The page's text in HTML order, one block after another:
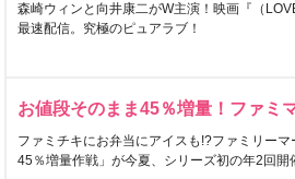
森崎ウィンと向井康二がW主演！映画『（
最速配信。究極のピュアラブ！
お値段そのまま45％増量！ファミ
ファミチキにお弁当にアイスも!?ファミリー
45％増量作戦」が今夏、シリーズ初の年2回開